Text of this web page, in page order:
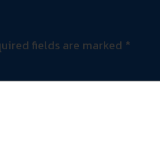
fields are marked *